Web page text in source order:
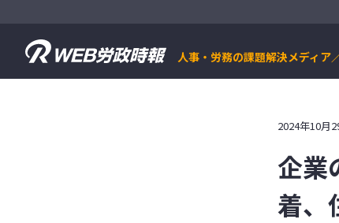
人事・労務の課題解決メディア
2024年10月
企業
着、